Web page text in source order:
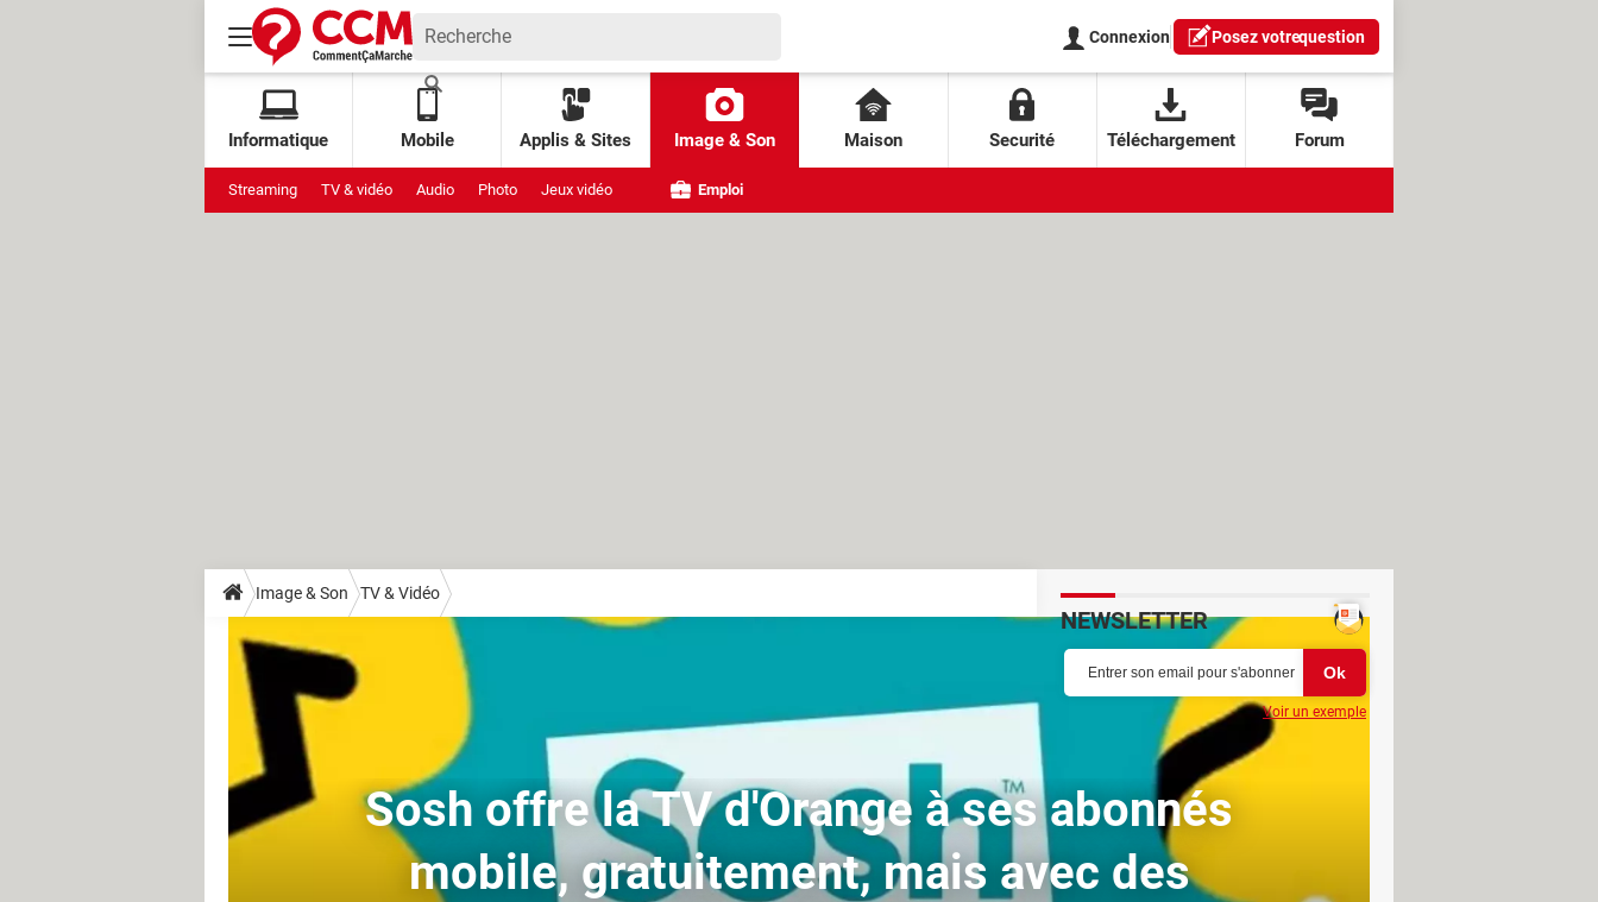
Connexion Posez votrequestion
Informatique Mobile Applis & Sites Image & Son Maison Securité Téléchargement Forum
Streaming TV & vidéo Audio Photo Jeux vidéo Emploi
Image & Son TV & Vidéo
Sosh offre la TV d'Orange à ses abonnés
mobile, gratuitement, mais avec des
NEWSLETTER
Voir un exemple